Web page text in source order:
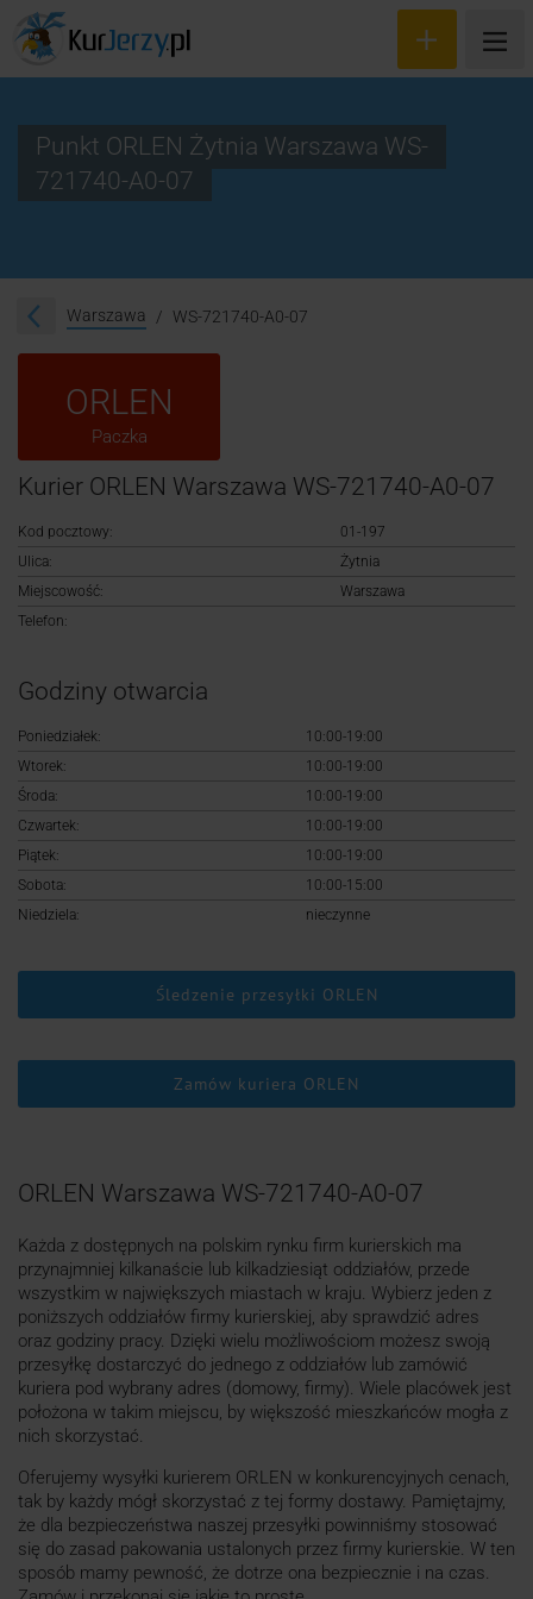
Śledzenie przesyłki
Punkt ORLEN Żytnia Warszawa WS-
721740-A0-07
Warszawa WS-721740-A0-07
ORLEN
Paczka
Kurier ORLEN Warszawa WS-721740-A0-07
Kod pocztowy:
01-197
Ulica:
Żytnia
Miejscowość:
Warszawa
Telefon:
Godziny otwarcia
Poniedziałek:
10:00-19:00
Wtorek:
10:00-19:00
Środa:
10:00-19:00
Czwartek:
10:00-19:00
Piątek:
10:00-19:00
Sobota:
10:00-15:00
Niedziela:
nieczynne
Śledzenie przesyłki ORLEN
Zamów kuriera ORLEN
ORLEN Warszawa WS-721740-A0-07
Każda z dostępnych na polskim rynku firm kurierskich ma
przynajmniej kilkanaście lub kilkadziesiąt oddziałów, przede
wszystkim w największych miastach w kraju. Wybierz jeden z
poniższych oddziałów firmy kurierskiej, aby sprawdzić adres
oraz godziny pracy. Dzięki wielu możliwościom możesz swoją
przesyłkę dostarczyć do jednego z oddziałów lub zamówić
kuriera pod wybrany adres (domowy, firmy). Wiele placówek jest
położona w takim miejscu, by większość mieszkańców mogła z
nich skorzystać.
Oferujemy wysyłki kurierem ORLEN w konkurencyjnych cenach,
tak by każdy mógł skorzystać z tej formy dostawy. Pamiętajmy,
że dla bezpieczeństwa naszej przesyłki powinniśmy stosować
się do zasad pakowania ustalonych przez firmy kurierskie. W ten
sposób mamy pewność, że dotrze ona bezpiecznie i na czas.